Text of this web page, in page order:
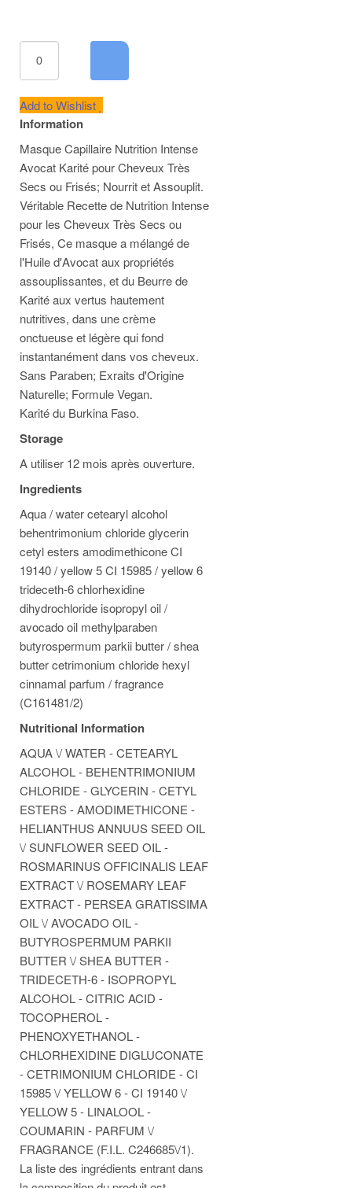
Add to Wishlist
Information
Masque Capillaire Nutrition Intense
Avocat Karité pour Cheveux Très
Secs ou Frisés; Nourrit et Assouplit.
Véritable Recette de Nutrition Intense
pour les Cheveux Très Secs ou
Frisés, Ce masque a mélangé de
l'Huile d'Avocat aux propriétés
assouplissantes, et du Beurre de
Karité aux vertus hautement
nutritives, dans une crème
onctueuse et légère qui fond
instantanément dans vos cheveux.
Sans Paraben; Exraits d'Origine
Naturelle; Formule Vegan.
Karité du Burkina Faso.
Storage
A utiliser 12 mois après ouverture.
Ingredients
Aqua / water cetearyl alcohol
behentrimonium chloride glycerin
cetyl esters amodimethicone CI
19140 / yellow 5 CI 15985 / yellow 6
trideceth-6 chlorhexidine
dihydrochloride isopropyl oil /
avocado oil methylparaben
butyrospermum parkii butter / shea
butter cetrimonium chloride hexyl
cinnamal parfum / fragrance
(C161481/2)
Nutritional Information
AQUA \/ WATER - CETEARYL
ALCOHOL - BEHENTRIMONIUM
CHLORIDE - GLYCERIN - CETYL
ESTERS - AMODIMETHICONE -
HELIANTHUS ANNUUS SEED OIL
\/ SUNFLOWER SEED OIL -
ROSMARINUS OFFICINALIS LEAF
EXTRACT \/ ROSEMARY LEAF
EXTRACT - PERSEA GRATISSIMA
OIL \/ AVOCADO OIL -
BUTYROSPERMUM PARKII
BUTTER \/ SHEA BUTTER -
TRIDECETH-6 - ISOPROPYL
ALCOHOL - CITRIC ACID -
TOCOPHEROL -
PHENOXYETHANOL -
CHLORHEXIDINE DIGLUCONATE
- CETRIMONIUM CHLORIDE - CI
15985 \/ YELLOW 6 - CI 19140 \/
YELLOW 5 - LINALOOL -
COUMARIN - PARFUM \/
FRAGRANCE (F.I.L. C246685\/1).
La liste des ingrédients entrant dans